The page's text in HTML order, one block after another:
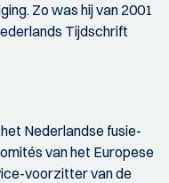
Zo was hij van 2001
Tijdschrift
Nederlandse fusie-
van het Europese
voorzitter van de